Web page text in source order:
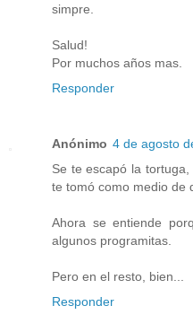
simpre.
Salud!
Por muchos años mas.
Responder
Anónimo 4 de agosto
Se te escapó la
te tomó como medio de
Ahora se entiende
algunos programitas.
Pero en el resto, bien...
Responder